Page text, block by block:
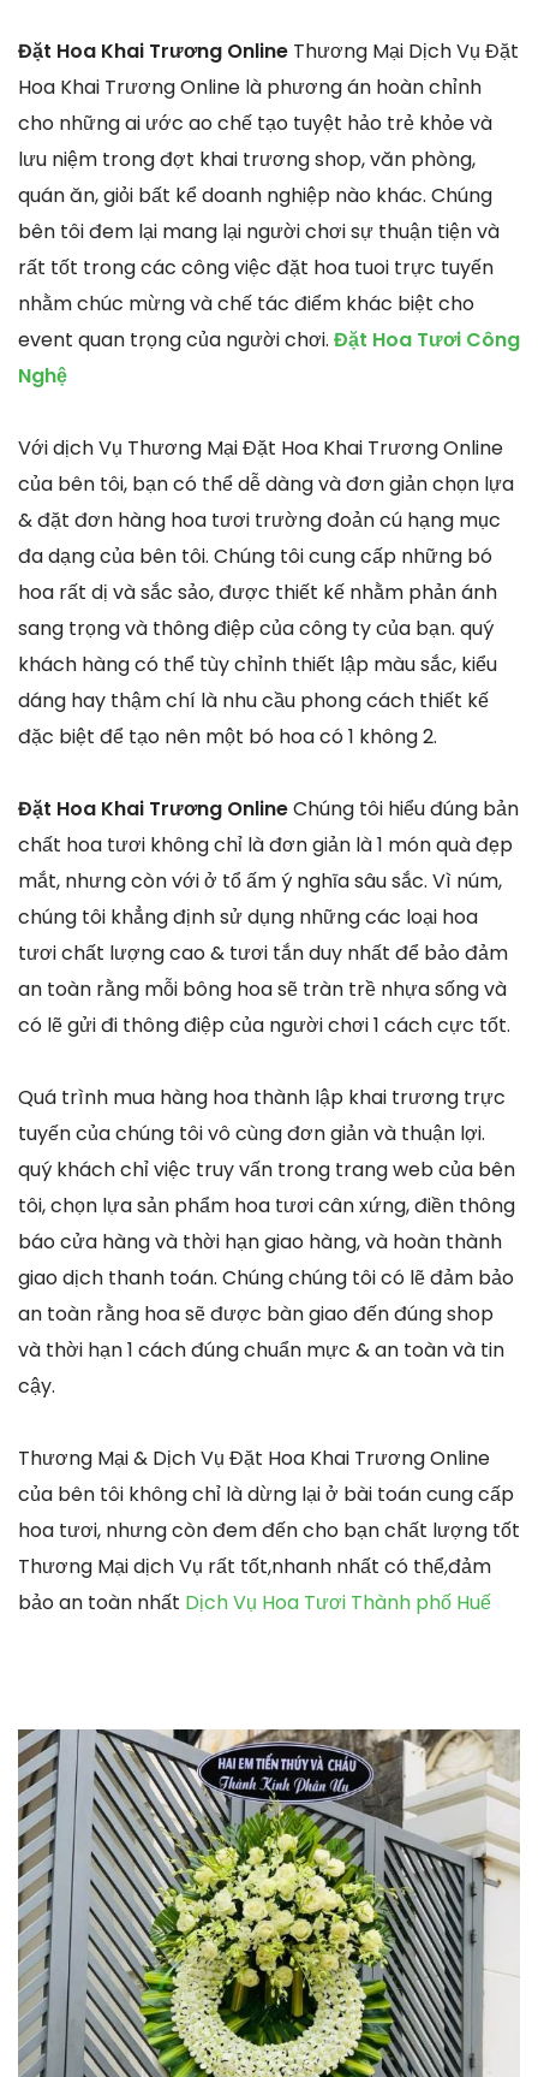
Đặt Hoa Khai Trương Online Thương Mại Dịch Vụ Đặt
Hoa Khai Trương Online là phương án hoàn chỉnh
cho những ai ước ao chế tạo tuyệt hảo trẻ khỏe và
lưu niệm trong đợt khai trương shop, văn phòng,
quán ăn, giỏi bất kể doanh nghiệp nào khác. Chúng
bên tôi đem lại mang lại người chơi sự thuận tiện và
rất tốt trong các công việc đặt hoa tuoi trực tuyến
nhằm chúc mừng và chế tác điểm khác biệt cho
event quan trọng của người chơi. Đặt Hoa Tươi Công
Nghệ
Với dịch Vụ Thương Mại Đặt Hoa Khai Trương Online
của bên tôi, bạn có thể dễ dàng và đơn giản chọn lựa
& đặt đơn hàng hoa tươi trường đoản cú hạng mục
đa dạng của bên tôi. Chúng tôi cung cấp những bó
hoa rất dị và sắc sảo, được thiết kế nhằm phản ánh
sang trọng và thông điệp của công ty của bạn. quý
khách hàng có thể tùy chỉnh thiết lập màu sắc, kiểu
dáng hay thậm chí là nhu cầu phong cách thiết kế
đặc biệt để tạo nên một bó hoa có 1 không 2.
Đặt Hoa Khai Trương OnlineChúng tôi hiểu đúng bản
chất hoa tươi không chỉ là đơn giản là 1 món quà đẹp
mắt, nhưng còn với ở tổ ấm ý nghĩa sâu sắc. Vì núm,
chúng tôi khẳng định sử dụng những các loại hoa
tươi chất lượng cao & tươi tắn duy nhất để bảo đảm
an toàn rằng mỗi bông hoa sẽ tràn trề nhựa sống và
có lẽ gửi đi thông điệp của người chơi 1 cách cực tốt.
Quá trình mua hàng hoa thành lập khai trương trực
tuyến của chúng tôi vô cùng đơn giản và thuận lợi.
quý khách chỉ việc truy vấn trong trang web của bên
tôi, chọn lựa sản phẩm hoa tươi cân xứng, điền thông
báo cửa hàng và thời hạn giao hàng, và hoàn thành
giao dịch thanh toán. Chúng chúng tôi có lẽ đảm bảo
an toàn rằng hoa sẽ được bàn giao đến đúng shop
và thời hạn 1 cách đúng chuẩn mực & an toàn và tin
cậy.
Thương Mại & Dịch Vụ Đặt Hoa Khai Trương Online
của bên tôi không chỉ là dừng lại ở bài toán cung cấp
hoa tươi, nhưng còn đem đến cho bạn chất lượng tốt
Thương Mại dịch Vụ rất tốt,nhanh nhất có thể,đảm
bảo an toàn nhất Dịch Vụ Hoa Tươi Thành phố Huế